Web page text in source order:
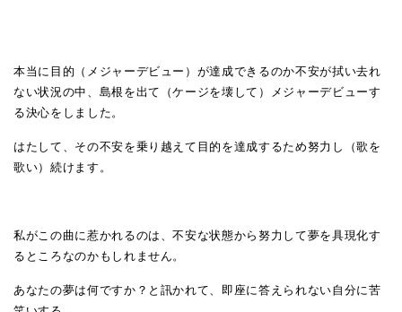
本当に目的（メジャーデビュー）が達成できるのか不安が拭い去れ
ない状況の中、島根を出て（ケージを壊して）メジャーデビューす
る決心をしました。
はたして、その不安を乗り越えて目的を達成するため努力し（歌を
歌い）続けます。
私がこの曲に惹かれるのは、不安な状態から努力して夢を具現化す
るところなのかもしれません。
あなたの夢は何ですか？と訊かれて、即座に答えられない自分に苦